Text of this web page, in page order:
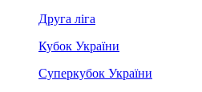
Друга ліга
Кубок України
Суперкубок України